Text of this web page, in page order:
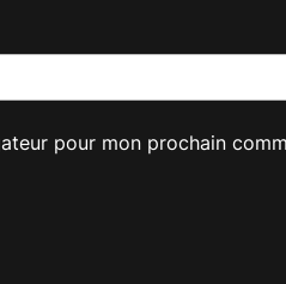
pour mon prochain